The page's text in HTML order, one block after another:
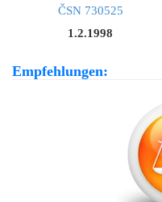
ČSN 730525
1.2.1998
Empfehlungen: